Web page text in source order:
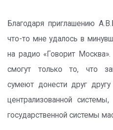
Благодаря приглашению
что-то мне удалось в
на радио «Говорит
смогут только то, что
сумеют донести друг
централизованной
государственной системы